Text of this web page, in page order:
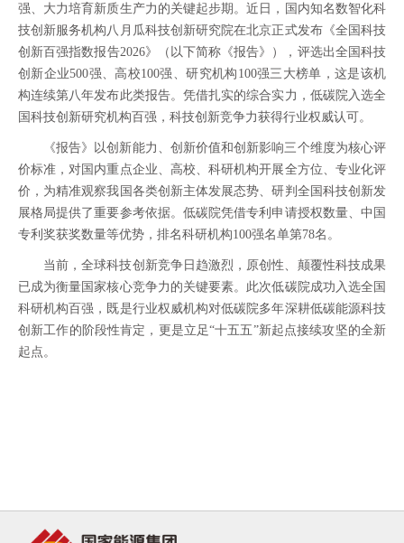
强、大力培育新质生产力的关键起步期。近日，国内知名数智化科
技创新服务机构八月瓜科技创新研究院在北京正式发布《全国科技
创新百强指数报告2026》（以下简称《报告》），评选出全国科技
创新企业500强、高校100强、研究机构100强三大榜单，这是该机
构连续第八年发布此类报告。凭借扎实的综合实力，低碳院入选全
国科技创新研究机构百强，科技创新竞争力获得行业权威认可。
《报告》以创新能力、创新价值和创新影响三个维度为核心评
价标准，对国内重点企业、高校、科研机构开展全方位、专业化评
价，为精准观察我国各类创新主体发展态势、研判全国科技创新发
展格局提供了重要参考依据。低碳院凭借专利申请授权数量、中国
专利奖获奖数量等优势，排名科研机构100强名单第78名。
当前，全球科技创新竞争日趋激烈，原创性、颠覆性科技成果
已成为衡量国家核心竞争力的关键要素。此次低碳院成功入选全国
科研机构百强，既是行业权威机构对低碳院多年深耕低碳能源科技
创新工作的阶段性肯定，更是立足“十五五”新起点接续攻坚的全新
起点。